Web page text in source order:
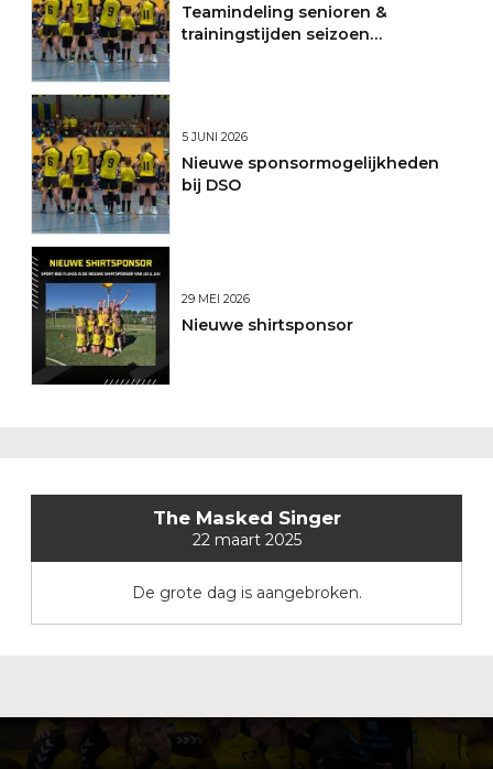
Teamindeling senioren &
trainingstijden seizoen
5 JUNI 2026
Nieuwe sponsormogelijkheden
bij DSO
29 MEI 2026
Nieuwe shirtsponsor
The Masked Singer
22 maart 2025
De grote dag is aangebroken.